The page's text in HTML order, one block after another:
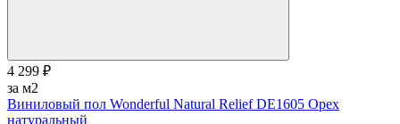
4 299 ₽
за м2
Виниловый пол Wonderful Natural Relief DE1605 Орех
натуральный